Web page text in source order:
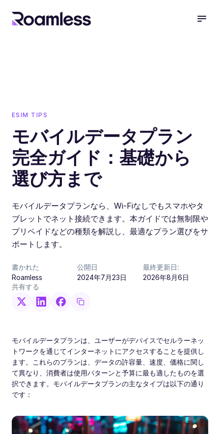
ESIM TIPS
モバイルデータプラン
完全ガイド：基礎から
選び方まで
モバイルデータプランなら、Wi-Fiなしでもスマホやタ
ブレットでネット接続できます。本ガイドでは無制限や
プリペイドなどの種類を解説し、最適なプラン選びをサ
ポートします。
書かれた
Roamless
公開日
2024年7月23日
最終更新日:
2026年8月6日
共有する
モバイルデータプランは、ユーザーがデバイスでセルラーネッ
トワークを通じてインターネットにアクセスすることを提供し
ます。これらのプランは、データの許容量、速度、価格に関し
て異なり、消費者は使用パターンと予算に最も適したものを選
択できます。モバイルデータプランの主なタイプは以下の通り
です：